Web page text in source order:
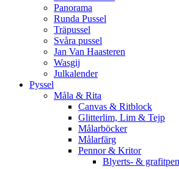
Panorama
Runda Pussel
Träpussel
Svåra pussel
Jan Van Haasteren
Wasgij
Julkalender
Pyssel
Måla & Rita
Canvas & Ritblock
Glitterlim, Lim & Tejp
Målarböcker
Målarfärg
Pennor & Kritor
Blyerts- &